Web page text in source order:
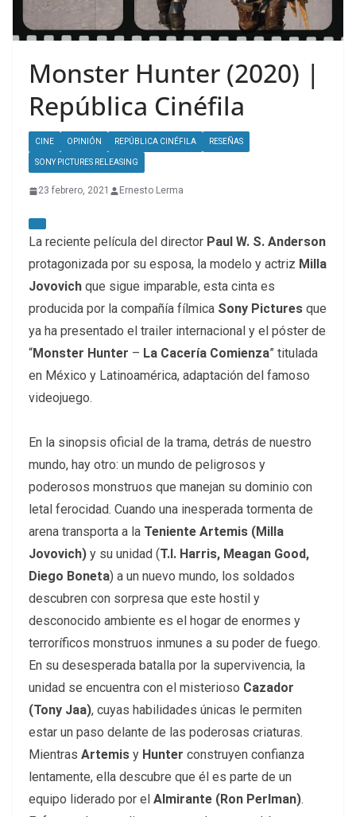
Monster Hunter (2020) |
República Cinéfila
CINE OPINIÓN REPÚBLICA CINÉFILA RESEÑAS
SONY PICTURES RELEASING
23 febrero, 2021 Ernesto Lerma
La reciente película del director Paul W. S. Anderson
protagonizada por su esposa, la modelo y actriz Milla
Jovovich que sigue imparable, esta cinta es
producida por la compañía fílmica Sony Pictures que
ya ha presentado el trailer internacional y el póster de
“Monster Hunter – La Cacería Comienza” titulada
en México y Latinoamérica, adaptación del famoso
videojuego.
En la sinopsis oficial de la trama, detrás de nuestro
mundo, hay otro: un mundo de peligrosos y
poderosos monstruos que manejan su dominio con
letal ferocidad. Cuando una inesperada tormenta de
arena transporta a la Teniente Artemis (Milla
Jovovich) y su unidad (T.I. Harris, Meagan Good,
Diego Boneta) a un nuevo mundo, los soldados
descubren con sorpresa que este hostil y
desconocido ambiente es el hogar de enormes y
terroríficos monstruos inmunes a su poder de fuego.
En su desesperada batalla por la supervivencia, la
unidad se encuentra con el misterioso Cazador
(Tony Jaa), cuyas habilidades únicas le permiten
estar un paso delante de las poderosas criaturas.
Mientras Artemis y Hunter construyen confianza
lentamente, ella descubre que él es parte de un
equipo liderado por el Almirante (Ron Perlman).